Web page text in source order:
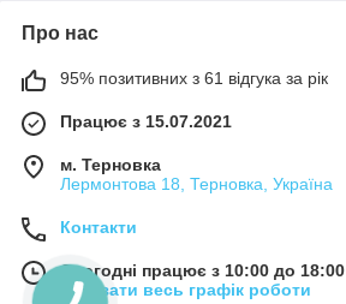
Про нас
95% позитивних з 61 відгука за рік
Працює з 15.07.2021
м. Терновка
Лермонтова 18, Терновка, Україна
Контакти
Сьогодні працює з 10:00 до 18:00
Показати весь графік роботи